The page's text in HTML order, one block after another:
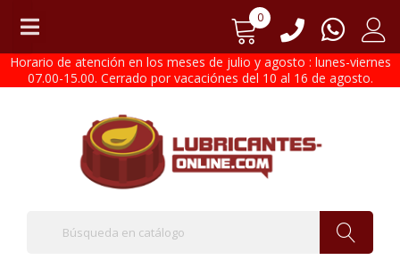
0
Horario de atención en los meses de julio y agosto : lunes-viernes
07.00-15.00. Cerrado por vacaciónes del 10 al 16 de agosto.